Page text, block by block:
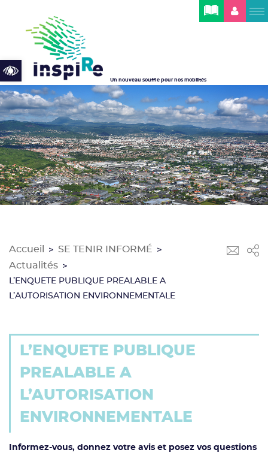
Open toolbar
Un nouveau souffle pour nos mobilités
Accueil > SE TENIR INFORMÉ >
Actualités >
L’ENQUETE PUBLIQUE PREALABLE A
L’AUTORISATION ENVIRONNEMENTALE
L’ENQUETE PUBLIQUE
PREALABLE A
L’AUTORISATION
ENVIRONNEMENTALE
Informez-vous, donnez votre avis et posez vos questions